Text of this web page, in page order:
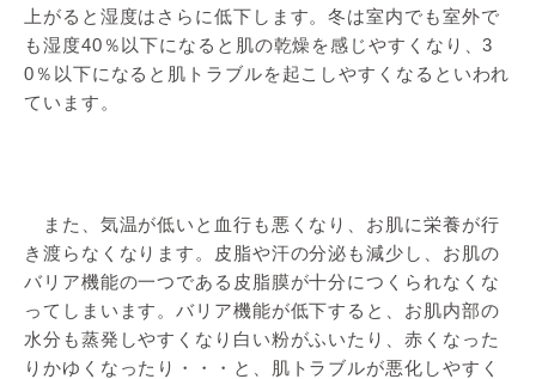
上がると湿度はさらに低下します。冬は室内でも室外で
も湿度40％以下になると肌の乾燥を感じやすくなり、3
0％以下になると肌トラブルを起こしやすくなるといわれ
ています。
また、気温が低いと血行も悪くなり、お肌に栄養が行
き渡らなくなります。皮脂や汗の分泌も減少し、お肌の
バリア機能の一つである皮脂膜が十分につくられなくな
ってしまいます。バリア機能が低下すると、お肌内部の
水分も蒸発しやすくなり白い粉がふいたり、赤くなった
りかゆくなったり・・・と、肌トラブルが悪化しやすく